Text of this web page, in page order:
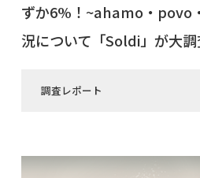
ずか6%！~ahamo・povo
況について「Soldi」が大調
調査レポート